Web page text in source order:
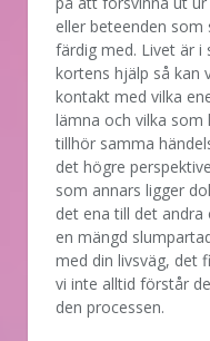
eller beteenden
färdig med. Livet är i
kortens hjälp så kan
kontakt med vilka
lämna och vilka som
tillhör samma
det högre
som annars ligger
det ena till det
en mängd
med din livsväg, det
vi inte alltid förstår
den processen.